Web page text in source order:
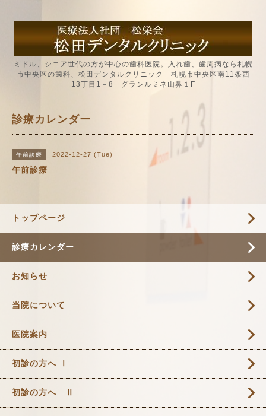
ミドル、シニア世代の方が中心の歯科医院。入れ歯、歯周病なら札幌
市中央区の歯科、松田デンタルクリニック 札幌市中央区南11条西
13丁目1－8 グランルミネ山鼻１F
診療カレンダー
午前診療 2022-12-27 (Tue)
午前診療
トップページ
診療カレンダー
お知らせ
当院について
医院案内
初診の方へ Ⅰ
初診の方へ Ⅱ